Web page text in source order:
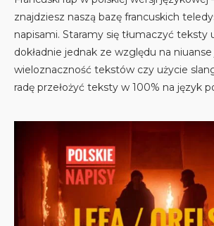
znajdziesz naszą bazę francuskich
napisami. Staramy się tłumaczyć teksty
dokładnie jednak ze względu na
wieloznaczność tekstów czy użycie
radę przełożyć teksty w 100% na język